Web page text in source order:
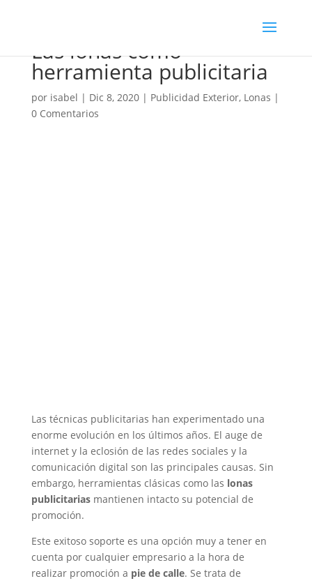
Las lonas como
herramienta publicitaria
por isabel | Dic 8, 2020| Publicidad Exterior, Lonas |
0 Comentarios
Las técnicas publicitarias han experimentado una
enorme evolución en los últimos años. El auge de
internet y la eclosión de las redes sociales y la
comunicación digital son las principales causas. Sin
embargo, herramientas clásicas como las lonas
publicitariasmantienen intacto su potencial de
promoción.
Este exitoso soporte es una opción muy a tener en
cuenta por cualquier empresario a la hora de
realizar promoción a pie de calle. Se trata de